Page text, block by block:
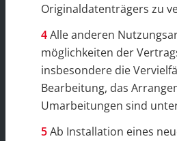
Originaldatenträgers zu
Alle anderen
möglichkeiten der
insbesondere die
Bearbeitung, das
Umarbeitungen sind
Ab Installation eines